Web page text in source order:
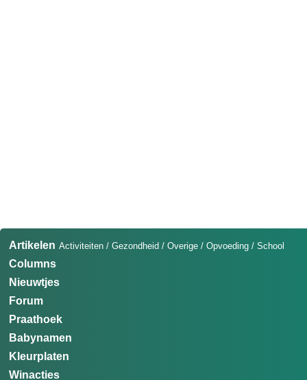
Artikelen Activiteiten / Gezondheid / Overige / Opvoeding / School
Columns
Nieuwtjes
Forum
Praathoek
Babynamen
Kleurplaten
Winacties